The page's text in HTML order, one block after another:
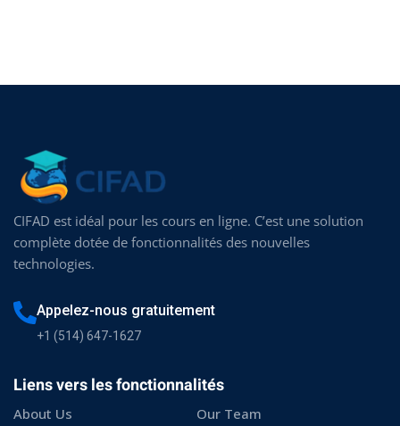
CIFAD est idéal pour les cours en ligne. C’est une solution
complète dotée de fonctionnalités des nouvelles
technologies.
Appelez-nous gratuitement
+1 (514) 647-1627
Liens vers les fonctionnalités
About Us
Our Team
Sign in
Remember me